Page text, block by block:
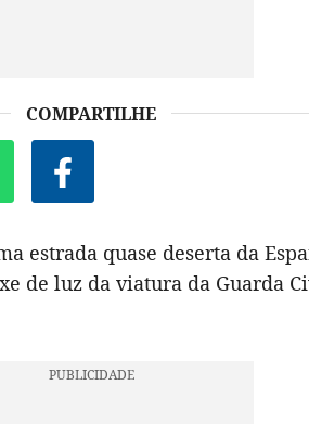
COMPARTILHE
estrada quase deserta da
de luz da viatura da Guarda